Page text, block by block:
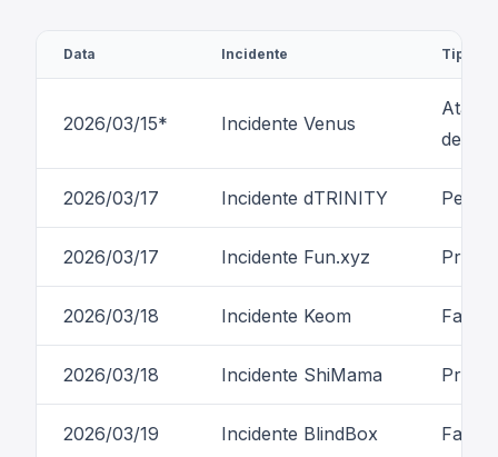
Data Incidente Tipo
2026/03/15* Incidente Venus
de
2026/03/17 Incidente dTRINITY Perda
2026/03/17 Incidente Fun.xyz
2026/03/18 Incidente Keom Falha
2026/03/18 Incidente ShiMama
2026/03/19 Incidente BlindBox Falha